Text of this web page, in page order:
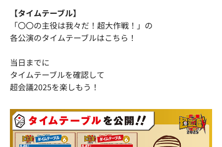
【タイムテーブル】
「〇〇の主役は我々だ！超大作戦！」の
各公演のタイムテーブルはこちら！
当日までに
タイムテーブルを確認して
超会議2025を楽しもう！